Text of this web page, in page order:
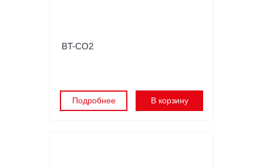
BT-CO2
Подробнее В корзину